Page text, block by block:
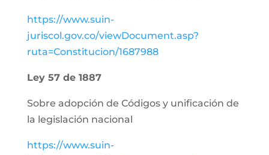
https://www.suin-
juriscol.gov.co/viewDocument.asp?
ruta=Constitucion/1687988
Ley 57 de 1887
Sobre adopción de Códigos y unificación de
la legislación nacional
https://www.suin-